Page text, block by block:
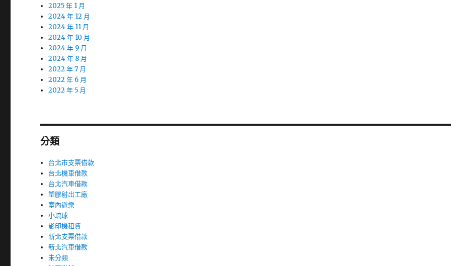
2025 年 1 月
2024 年 12 月
2024 年 11 月
2024 年 10 月
2024 年 9 月
2024 年 8 月
2022 年 7 月
2022 年 6 月
2022 年 5 月
分類
台北市支票借款
台北機車借款
台北汽車借款
塑膠射出工廠
室內遊樂
小琉球
影印機租賃
新北支票借款
新北汽車借款
未分類